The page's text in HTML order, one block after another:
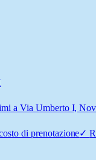
a Via Umberto I,
di prenotazione✓